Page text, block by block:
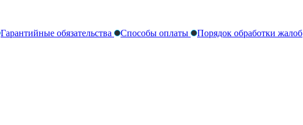
Гарантийные обязательства Способы оплаты
Порядок обработки жалоб